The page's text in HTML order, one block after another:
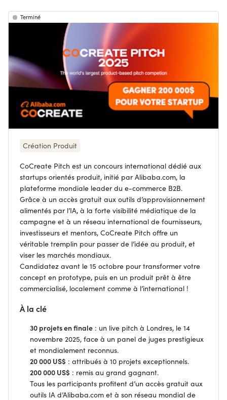
Terminé
Création Produit
CoCreate Pitch est un concours international dédié aux
startups orientés produit, initié par Alibaba.com, la
plateforme mondiale leader du e-commerce B2B.
Grâce à un accès gratuit aux outils d’approvisionnement
alimentés par l’IA, à la forte visibilité médiatique de la
campagne et à un réseau international de fournisseurs,
investisseurs et mentors, CoCreate Pitch offre un
véritable tremplin pour passer de l’idée au produit, et
viser les marchés mondiaux.
Candidatez avant le 15 octobre pour transformer votre
concept en prototype, puis en un produit prêt à être
commercialisé, localement comme à l’international !
À la clé
30 projets en finale : un live pitch à Londres, le 14
novembre 2025, face à un panel de juges prestigieux
et mondialement reconnus.
20 000 US$ : attribués à 10 projets exceptionnels.
200 000 US$ : remis au grand gagnant.
Tous les participants profitent d’un accès gratuit aux
outils IA d’Alibaba.com et à son réseau mondial de